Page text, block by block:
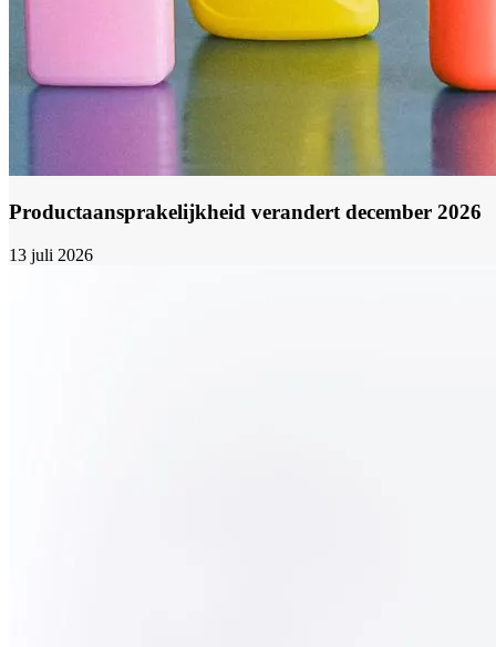
Productaansprakelijkheid verandert december 2026
13 juli 2026